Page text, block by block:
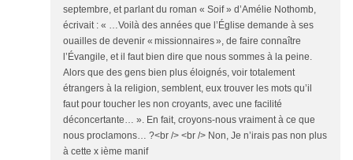
septembre, et parlant du roman « Soif » d’Amélie Nothomb,
écrivait : « …Voilà des années que l’Église demande à ses
ouailles de devenir « missionnaires », de faire connaître
l’Évangile, et il faut bien dire que nous sommes à la peine.
Alors que des gens bien plus éloignés, voir totalement
étrangers à la religion, semblent, eux trouver les mots qu’il
faut pour toucher les non croyants, avec une facilité
déconcertante… ». En fait, croyons-nous vraiment à ce que
nous proclamons… ?<br /> <br /> Non, Je n’irais pas non plus
à cette x ième manif